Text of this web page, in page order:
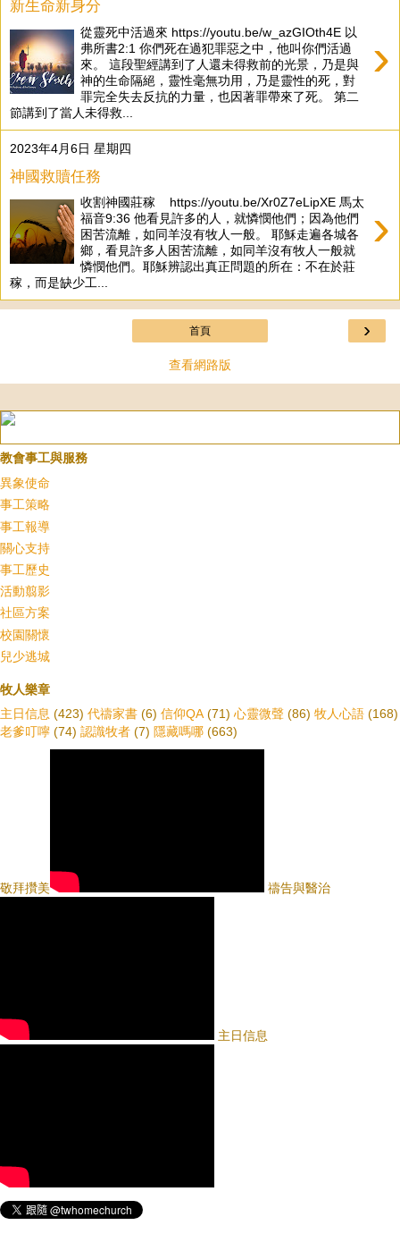
新生命新身分
›
從靈死中活過來 https://youtu.be/w_azGIOth4E 以
弗所書2:1 你們死在過犯罪惡之中，他叫你們活過
來。 這段聖經講到了人還未得救前的光景，乃是與
神的生命隔絕，靈性毫無功用，乃是靈性的死，對
罪完全失去反抗的力量，也因著罪帶來了死。 第二
節講到了當人未得救...
2023年4月6日 星期四
神國救贖任務
›
收割神國莊稼 https://youtu.be/Xr0Z7eLipXE 馬太
福音9:36 他看見許多的人，就憐憫他們；因為他們
困苦流離，如同羊沒有牧人一般。 耶穌走遍各城各
鄉，看見許多人困苦流離，如同羊沒有牧人一般就
憐憫他們。耶穌辨認出真正問題的所在：不在於莊
稼，而是缺少工...
›
首頁
查看網路版
教會事工與服務
異象使命
事工策略
事工報導
關心支持
事工歷史
活動翦影
社區方案
校園關懷
兒少逃城
牧人樂章
主日信息 (423) 代禱家書 (6) 信仰QA (71) 心靈微聲 (86) 牧人心語 (168)
老爹叮嚀 (74) 認識牧者 (7) 隱藏嗎哪 (663)
敬拜攢美 禱告與醫治
主日信息